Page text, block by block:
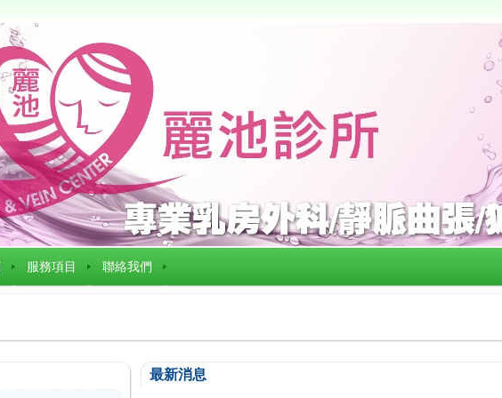
服務項目 聯絡我們
最新消息